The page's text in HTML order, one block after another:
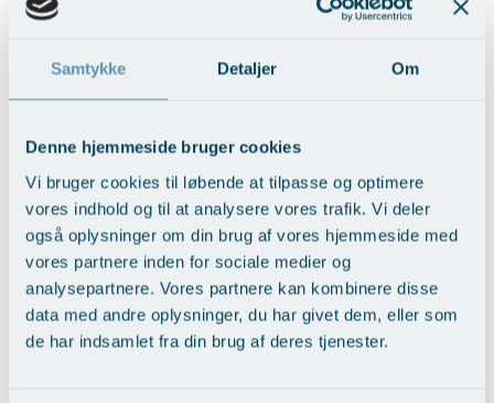
Samtykke Detaljer Om
Denne hjemmeside bruger cookies
Vi bruger cookies til løbende at tilpasse og optimere
vores indhold og til at analysere vores trafik. Vi deler
også oplysninger om din brug af vores hjemmeside med
vores partnere inden for sociale medier og
analysepartnere. Vores partnere kan kombinere disse
data med andre oplysninger, du har givet dem, eller som
de har indsamlet fra din brug af deres tjenester.